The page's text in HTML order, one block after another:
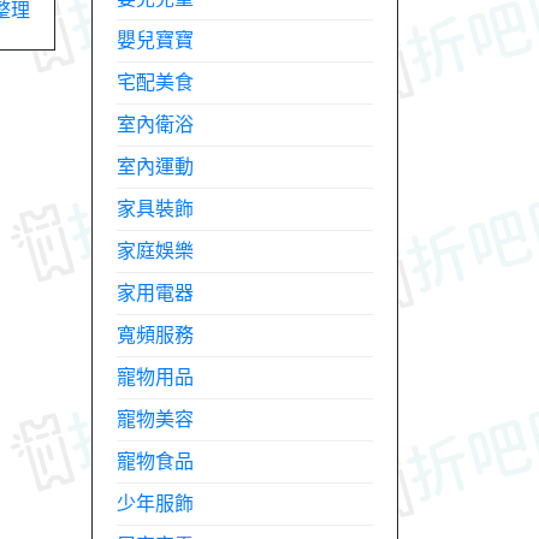
理
嬰兒寶寶
宅配美食
室內衛浴
室內運動
家具裝飾
家庭娛樂
家用電器
寬頻服務
寵物用品
寵物美容
寵物食品
少年服飾